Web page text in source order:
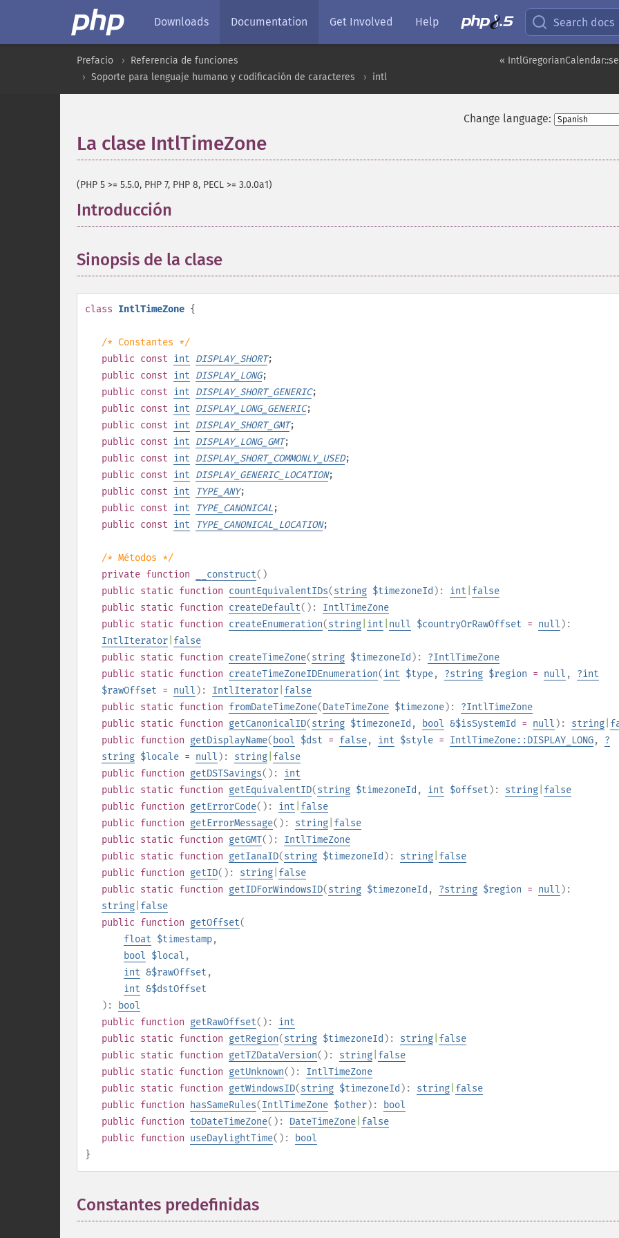
Downloads Documentation Get Involved Help Search docs
«
Prefacio
Referencia de funciones
Soporte para lenguaje humano y codificación de caracteres
intl
Change language:
La clase IntlTimeZone
(PHP 5 >= 5.5.0, PHP 7, PHP 8, PECL >= 3.0.0a1)
Introducción
Sinopsis de la clase
class IntlTimeZone {
/* Constantes */
public const int DISPLAY_SHORT;
public const int DISPLAY_LONG;
public const int DISPLAY_SHORT_GENERIC;
public const int DISPLAY_LONG_GENERIC;
public const int DISPLAY_SHORT_GMT;
public const int DISPLAY_LONG_GMT;
public const int DISPLAY_SHORT_COMMONLY_USED;
public const int DISPLAY_GENERIC_LOCATION;
public const int TYPE_ANY;
public const int TYPE_CANONICAL;
public const int TYPE_CANONICAL_LOCATION;
/* Métodos */
private function __construct()
public static function countEquivalentIDs(string $timezoneId ): int false
public static function createDefault(): IntlTimeZone
public static function createEnumeration(string int null $countryOrRawOffset = null ):
IntlIterator false
public static function createTimeZone(string $timezoneId ): ?IntlTimeZone
public static function createTimeZoneIDEnumeration(int $type, ?string $region = null , ?int
$rawOffset = null ): IntlIterator false
public static function fromDateTimeZone(DateTimeZone $timezone): ?IntlTimeZone
public static function getCanonicalID(string $timezoneId , bool &$isSystemId = null ): string
public function getDisplayName( bool $dst = false, int $style = IntlTimeZone::DISPLAY_LONG, ?
string $locale = null ): string false
public function getDSTSavings(): int
public static function getEquivalentID(string $timezoneId , int $offset ): string false
public function getErrorCode(): int false
public function getErrorMessage(): string false
public static function getGMT(): IntlTimeZone
public static function getIanaID(string $timezoneId ): string false
public function getID(): string false
public static function getIDForWindowsID(string $timezoneId , ?string $region = null ):
string false
public function getOffset(
float $timestamp,
bool $local ,
int &$rawOffset ,
int &$dstOffset
):
bool
public function getRawOffset(): int
public static function getRegion(string $timezoneId ): string false
public static function getTZDataVersion(): string false
public static function getUnknown(): IntlTimeZone
public static function getWindowsID(string $timezoneId ): string false
public function hasSameRules(IntlTimeZone $other):
bool
public function toDateTimeZone(): DateTimeZone false
public function useDaylightTime():
bool
}
Constantes predefinidas